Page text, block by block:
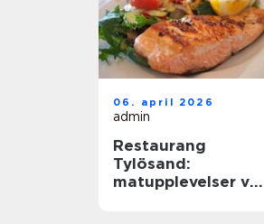
06. april 2026
admin
Restaurang
Tylösand:
matupplevelser vid